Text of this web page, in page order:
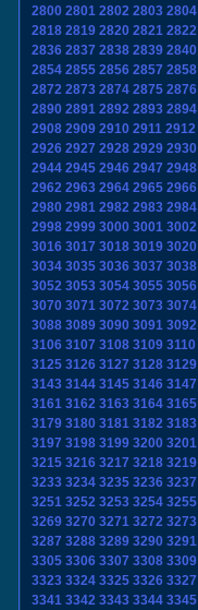
2800 2801 2802 2803 2804
2818 2819 2820 2821 2822
2836 2837 2838 2839 2840
2854 2855 2856 2857 2858
2872 2873 2874 2875 2876
2890 2891 2892 2893 2894
2908 2909 2910 2911 2912
2926 2927 2928 2929 2930
2944 2945 2946 2947 2948
2962 2963 2964 2965 2966
2980 2981 2982 2983 2984
2998 2999 3000 3001 3002
3016 3017 3018 3019 3020
3034 3035 3036 3037 3038
3052 3053 3054 3055 3056
3070 3071 3072 3073 3074
3088 3089 3090 3091 3092
3106 3107 3108 3109 3110
3125 3126 3127 3128 3129
3143 3144 3145 3146 3147
3161 3162 3163 3164 3165
3179 3180 3181 3182 3183
3197 3198 3199 3200 3201
3215 3216 3217 3218 3219
3233 3234 3235 3236 3237
3251 3252 3253 3254 3255
3269 3270 3271 3272 3273
3287 3288 3289 3290 3291
3305 3306 3307 3308 3309
3323 3324 3325 3326 3327
3341 3342 3343 3344 3345